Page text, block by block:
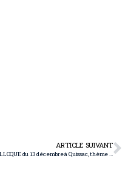
ARTICLE SUIVANT
COLLOQUE du 13 décembre à Quissac, thème et intervenants